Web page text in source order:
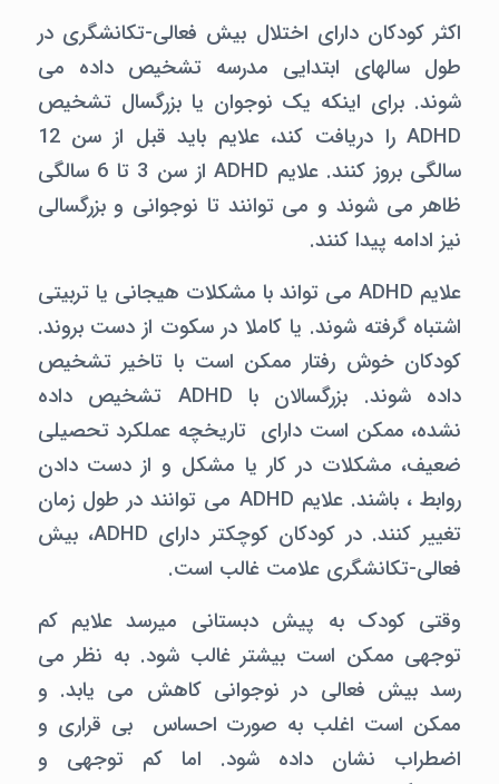
اکثر کودکان دارای اختلال بیش فعالی-تکانشگری در
طول سالهای ابتدایی مدرسه تشخیص داده می
شوند. برای اینکه یک نوجوان یا بزرگسال تشخیص
ADHD را دریافت کند، علایم باید قبل از سن 12
سالگی بروز کنند. علایم ADHD از سن 3 تا 6 سالگی
ظاهر می شوند و می توانند تا نوجوانی و بزرگسالی
نیز ادامه پیدا کنند.
علایم ADHD می تواند با مشکلات هیجانی یا تربیتی
اشتباه گرفته شوند. یا کاملا در سکوت از دست بروند.
کودکان خوش رفتار ممکن است با تاخیر تشخیص
داده شوند. بزرگسالان با ADHD تشخیص داده
نشده، ممکن است دارای تاریخچه عملکرد تحصیلی
ضعیف، مشکلات در کار یا مشکل و از دست دادن
روابط ، باشند. علایم ADHD می توانند در طول زمان
تغییر کنند. در کودکان کوچکتر دارای ADHD، بیش
فعالی-تکانشگری علامت غالب است.
وقتی کودک به پیش دبستانی میرسد علایم کم
توجهی ممکن است بیشتر غالب شود. به نظر می
رسد بیش فعالی در نوجوانی کاهش می یابد. و
ممکن است اغلب به صورت احساس بی قراری و
اضطراب نشان داده شود. اما کم توجهی و